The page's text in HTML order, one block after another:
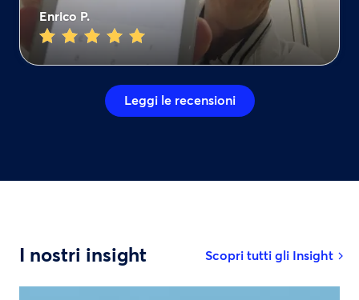
Enrico P.
Leggi le recensioni
I nostri insight Scopri tutti gli Insight